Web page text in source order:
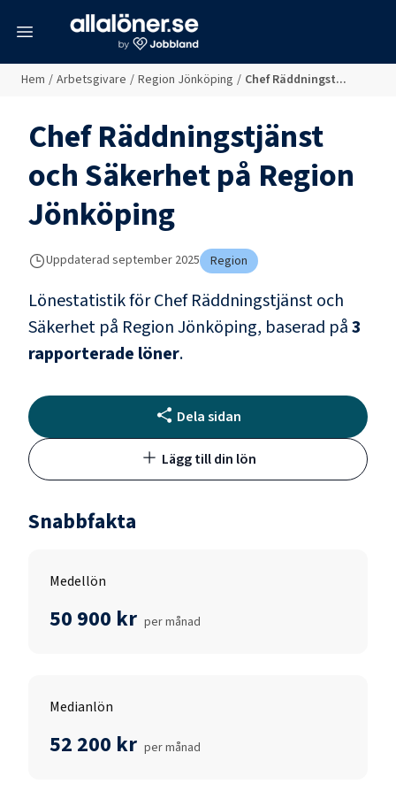
Hem / Arbetsgivare / Region Jönköping / Chef Räddningst...
Chef Räddningstjänst
och Säkerhetpå Region
Jönköping
Uppdaterad september 2025 Region
Lönestatistik förChef Räddningstjänst och
Säkerhet på Region Jönköping, baserad på3
rapporterade löner.
Dela sidan
Lägg till din lön
Snabbfakta
Medellön
50 900 kr per månad
Medianlön
52 200 kr per månad